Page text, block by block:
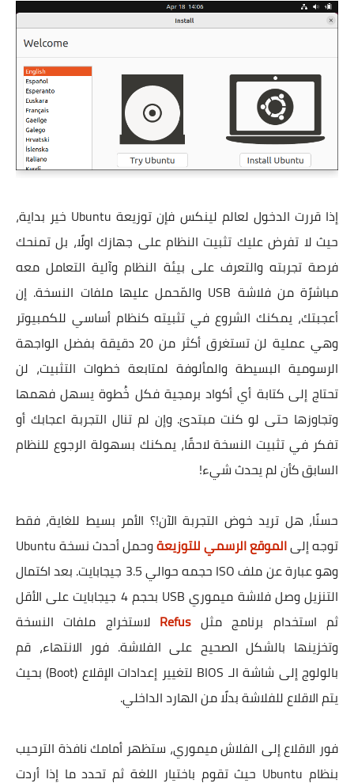
إذا قررت الدخول لعالم لينكس فإن توزيعة Ubuntu خير بداية،
حيث لا تفرض عليك تثبيت النظام على جهازك اولًا، بل تمنحك
فرصة تجربته والتعرف على بيئة النظام وآلية التعامل معه
مباشرًة من فلاشة USB والمّحمل عليها ملفات النسخة. إن
أعجبتك، يمكنك الشروع في تثبيته كنظام أساسي للكمبيوتر
وهي عملية لن تستغرق أكثر من 20 دقيقة بفضل الواجهة
الرسومية البسيطة والمألوفة لمتابعة خطوات التثبيت، لن
تحتاج إلى كتابة أي أكواد برمجية فكل خُطوة يسهل فهمها
وتجاوزها حتى لو كنت مبتدئ. وإن لم تنال التجربة اعجابك أو
تفكر في تثبيت النسخة لاحقًا، يمكنك بسهولة الرجوع للنظام
السابق كأن لم يحدث شيء!
حسنًا، هل تريد خوض التجربة الآن!؟ الأمر بسيط للغاية، فقط
توجه إلىالموقع الرسمي للتوزيعة
وحمل أحدث نسخة Ubuntu
وهو عبارة عن ملف ISO حجمه حوالي 3.5 جيجابايت. بعد اكتمال
التنزيل وصل فلاشة ميموري USB بحجم 4 جيجابايت على الأقل
ثم استخدام برنامج مثلRefus لاستخراج ملفات النسخة
وتخزينها بالشكل الصحيح على الفلاشة. فور الانتهاء، قم
بالولوج إلى شاشة الـ BIOS لتغيير إعدادات الإقلاع (Boot) بحيث
يتم الاقلاع للفلاشة بدلًا من الهارد الداخلي.
فور الاقلاع إلى الفلاش ميموري، ستظهر أمامك نافذة الترحيب
بنظام Ubuntu حيث تقوم باختيار اللغة ثم تحدد ما إذا أردت